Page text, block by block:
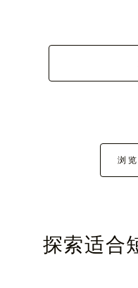
浏
探索适合